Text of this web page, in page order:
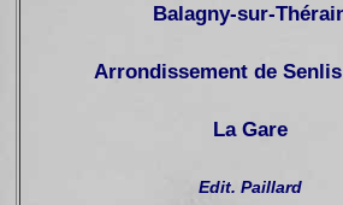
Balagny-sur-
Arrondissement de
La Gare
Edit. Paillard